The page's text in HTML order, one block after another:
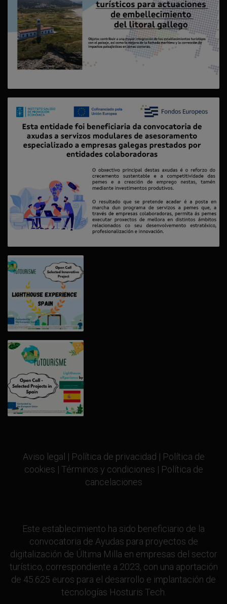
Aviso legal | Política de privacidad | Política de
cookies | Términos y condiciones | Política de
cancelaciones
Este establecimiento ha sido beneficiario de la
convocatoria de Ayudas para proyectos de
digitalización de Última Milla en empresas del sector
turístico, correspondiente a 2023, con una aportación
de 45.625 euros para el desarrollo e implantación de
tecnologías Hosturis Tech.